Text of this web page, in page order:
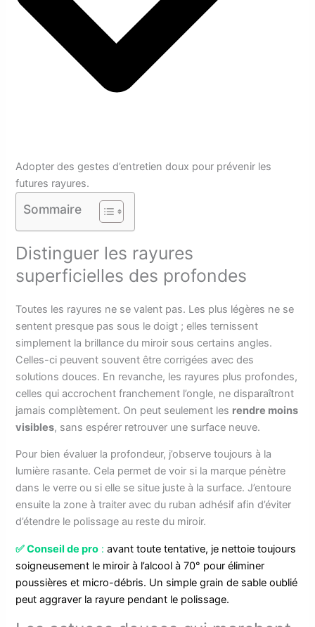
Adopter des gestes d’entretien doux pour prévenir les
futures rayures.
Sommaire
Distinguer les rayures
superficielles des profondes
Toutes les rayures ne se valent pas. Les plus légères ne se
sentent presque pas sous le doigt ; elles ternissent
simplement la brillance du miroir sous certains angles.
Celles-ci peuvent souvent être corrigées avec des
solutions douces. En revanche, les rayures plus profondes,
celles qui accrochent franchement l’ongle, ne disparaîtront
jamais complètement. On peut seulement les rendre moins
visibles, sans espérer retrouver une surface neuve.
Pour bien évaluer la profondeur, j’observe toujours à la
lumière rasante. Cela permet de voir si la marque pénètre
dans le verre ou si elle se situe juste à la surface. J’entoure
ensuite la zone à traiter avec du ruban adhésif afin d’éviter
d’étendre le polissage au reste du miroir.
✅Conseil de pro :avant toute tentative, je nettoie toujours
soigneusement le miroir à l’alcool à 70° pour éliminer
poussières et micro-débris. Un simple grain de sable oublié
peut aggraver la rayure pendant le polissage.